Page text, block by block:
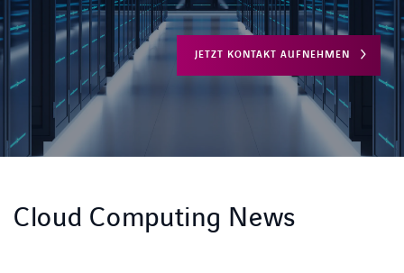
JETZT KONTAKT AUFNEHMEN
Cloud Computing News